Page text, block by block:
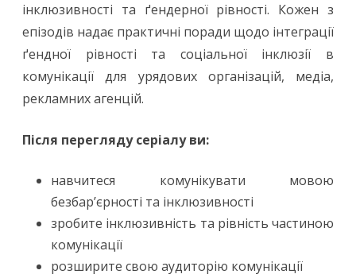
інклюзивності та ґендерної рівності. Кожен з
епізодів надає практичні поради щодо інтеграції
ґендної рівності та соціальної інклюзії в
комунікації для урядових організацій, медіа,
рекламних агенцій.
Після перегляду серіалу ви:
навчитеся комунікувати мовою
безбар’єрності та інклюзивності
зробите інклюзивність та рівність частиною
комунікації
розширите свою аудиторію комунікації